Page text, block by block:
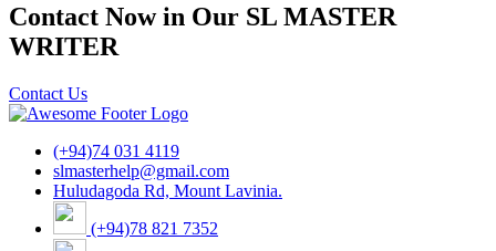
Contact Now in Our SL MASTER
WRITER
Contact Us
(+94)74 031 4119
slmasterhelp@gmail.com
Huludagoda Rd, Mount Lavinia.
(+94)78 821 7352